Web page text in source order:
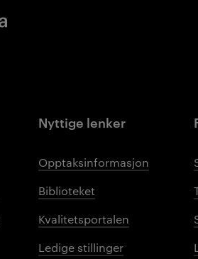
Nyttige lenker
Opptaksinformasjon
Biblioteket
Kvalitetsportalen
Ledige stillinger